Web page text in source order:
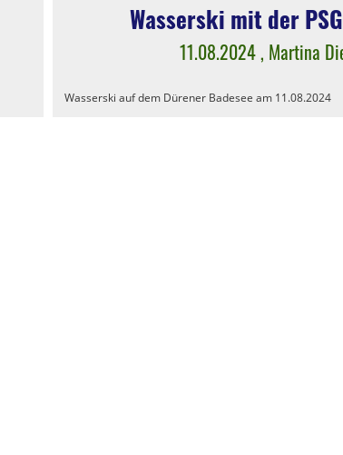
Wasserski mit der
11.08.2024, Martina
Wasserski auf dem Dürener Badesee am 11.08.2024